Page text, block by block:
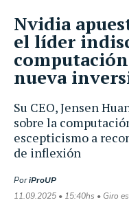
Su CEO, Jensen
sobre la
escepticismo a
de inflexión
PoriProUP
11.09.2025 • 15:40hs • Giro
Nvidia
el líder
nueva